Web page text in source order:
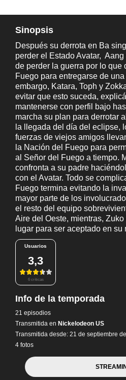
Sinopsis
Después su derrota en Ba
perder el Estado Avatar,
de perder la guerra por lo que
Fuego para entregarse de
embargo, Katara, Toph y
evitar que esto suceda,
mantenerse con perfil bajo
marcha su plan para derrotar
la llegada del día del eclipse,
fuerzas de viejos amigos
la Nación del Fuego para
al Señor del Fuego a tiempo.
confronta a su padre
con el Avatar. Todo se
Fuego termina evitando la
mayor parte de los
el resto del equipo
Aire del Oeste, mientras,
lugar para ser aceptado en su
Usuarios
3,3
6 críticas
Info de la temporada
21 episodios
Transmitida en Nickelodeon US
Transmitida desde: 21 de septiembre
4 fotos